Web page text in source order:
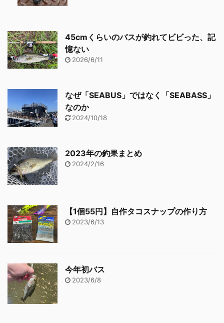
45cmくらいのバスが釣れてビビった、記
憶ない
2026/6/11
なぜ「SEABUS」ではなく「SEABASS」
なのか
2024/10/18
2023年の釣果まとめ
2024/2/16
【1個55円】自作タコスナップの作り方
2023/6/13
今年初バス
2023/6/8